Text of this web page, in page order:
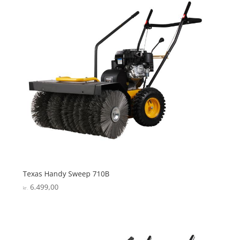
Texas Handy Sweep 710B
kr.6.499,00